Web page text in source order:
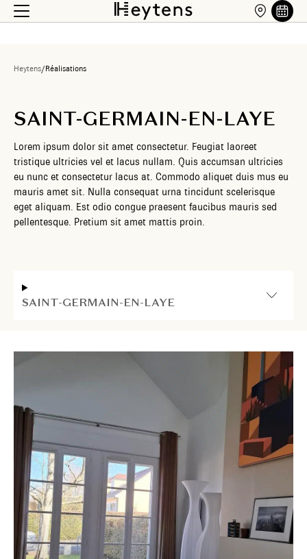
Heytens/Réalisations
SAINT-GERMAIN-EN-LAYE
Lorem ipsum dolor sit amet consectetur. Feugiat laoreet
tristique ultricies vel et lacus nullam. Quis accumsan ultricies
eu nunc et consectetur lacus at. Commodo aliquet duis mus eu
mauris amet sit. Nulla consequat urna tincidunt scelerisque
eget aliquam. Est odio congue praesent faucibus mauris sed
pellentesque. Pretium sit amet mattis proin.
SAINT-GERMAIN-EN-LAYE